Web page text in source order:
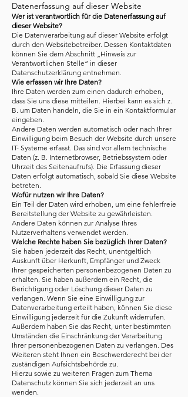
Datenerfassung auf dieser Website
Wer ist verantwortlich für die Datenerfassung auf
dieser Website?
Die Datenverarbeitung auf dieser Website erfolgt
durch den Websitebetreiber. Dessen Kontaktdaten
können Sie dem Abschnitt „Hinweis zur
Verantwortlichen Stelle“ in dieser
Datenschutzerklärung entnehmen.
Wie erfassen wir Ihre Daten?
Ihre Daten werden zum einen dadurch erhoben,
dass Sie uns diese mitteilen. Hierbei kann es sich z.
B. um Daten handeln, die Sie in ein Kontaktformular
eingeben.
Andere Daten werden automatisch oder nach Ihrer
Einwilligung beim Besuch der Website durch unsere
IT- Systeme erfasst. Das sind vor allem technische
Daten (z. B. Internetbrowser, Betriebssystem oder
Uhrzeit des Seitenaufrufs). Die Erfassung dieser
Daten erfolgt automatisch, sobald Sie diese Website
betreten.
Wofür nutzen wir Ihre Daten?
Ein Teil der Daten wird erhoben, um eine fehlerfreie
Bereitstellung der Website zu gewährleisten.
Andere Daten können zur Analyse Ihres
Nutzerverhaltens verwendet werden.
Welche Rechte haben Sie bezüglich Ihrer Daten?
Sie haben jederzeit das Recht, unentgeltlich
Auskunft über Herkunft, Empfänger und Zweck
Ihrer gespeicherten personenbezogenen Daten zu
erhalten. Sie haben außerdem ein Recht, die
Berichtigung oder Löschung dieser Daten zu
verlangen. Wenn Sie eine Einwilligung zur
Datenverarbeitung erteilt haben, können Sie diese
Einwilligung jederzeit für die Zukunft widerrufen.
Außerdem haben Sie das Recht, unter bestimmten
Umständen die Einschränkung der Verarbeitung
Ihrer personenbezogenen Daten zu verlangen. Des
Weiteren steht Ihnen ein Beschwerderecht bei der
zuständigen Aufsichtsbehörde zu.
Hierzu sowie zu weiteren Fragen zum Thema
Datenschutz können Sie sich jederzeit an uns
wenden.